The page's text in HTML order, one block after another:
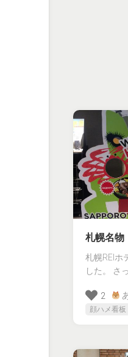
札幌名物
札幌REIホ
した。 さ
2
顔ハメ看板